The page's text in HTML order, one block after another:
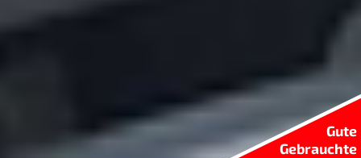
Gute
Gebrauchte